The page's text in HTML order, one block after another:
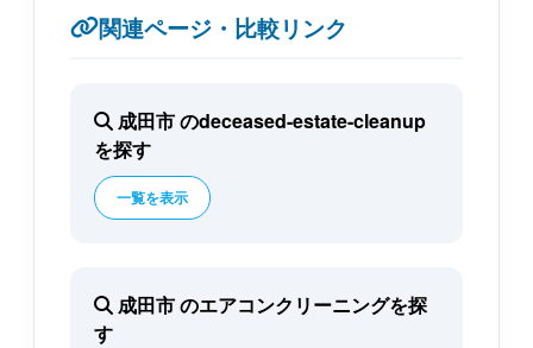
関連ページ・比較リンク
成田市 のdeceased-estate-cleanup
を探す
一覧を表示
成田市 のエアコンクリーニングを探
す